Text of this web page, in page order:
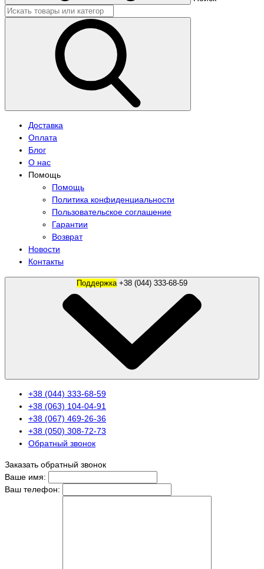
Доставка
Оплата
Блог
О нас
Помощь
Помощь
Политика конфиденциальности
Пользовательское соглашение
Гарантии
Возврат
Новости
Контакты
Поддержка
+38 (044) 333-68-59
+38 (063) 104-04-91
+38 (067) 469-26-36
+38 (050) 308-72-73
Обратный звонок
Заказать обратный звонок
Ваше имя:
Ваш телефон: